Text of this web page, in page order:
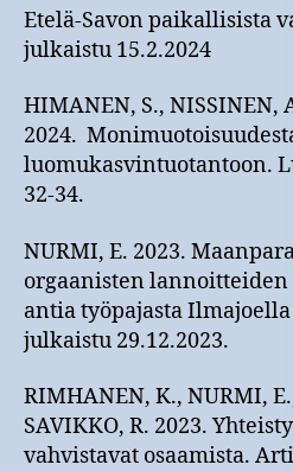
Etelä-Savon paikallisista
julkaistu 15.2.2024
HIMANEN, S., NISSINEN,
2024.
luomukasvintuotantoon.
32-34.
NURMI, E. 2023.
orgaanisten lannoitteiden
antia työpajasta Ilmajoella
julkaistu 29.12.2023.
RIMHANEN, K., NURMI,
SAVIKKO, R. 2023.
vahvistavat osaamista.